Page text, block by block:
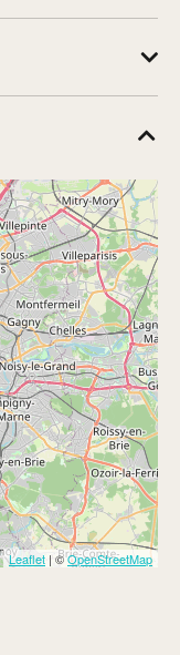
Leaflet | ©OpenStreetMap